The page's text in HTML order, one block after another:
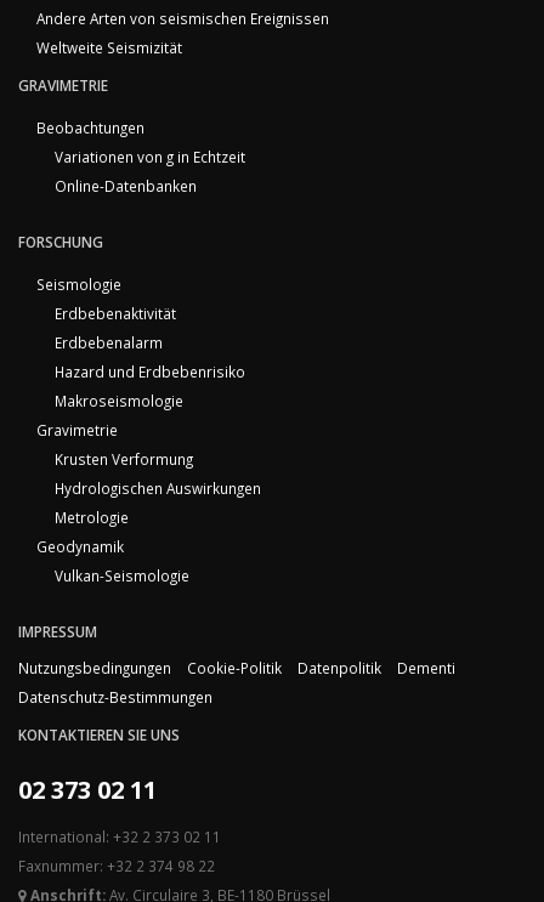
Andere Arten von seismischen Ereignissen
Weltweite Seismizität
GRAVIMETRIE
Beobachtungen
Variationen von g in Echtzeit
Online-Datenbanken
FORSCHUNG
Seismologie
Erdbebenaktivität
Erdbebenalarm
Hazard und Erdbebenrisiko
Makroseismologie
Gravimetrie
Krusten Verformung
Hydrologischen Auswirkungen
Metrologie
Geodynamik
Vulkan-Seismologie
IMPRESSUM
Nutzungsbedingungen
Cookie-Politik Datenpolitik
Dementi
Datenschutz-Bestimmungen
KONTAKTIEREN SIE UNS
02 373 02 11
International: +32 2 373 02 11
Faxnummer: +32 2 374 98 22
Anschrift:Av. Circulaire 3, BE-1180 Brüssel